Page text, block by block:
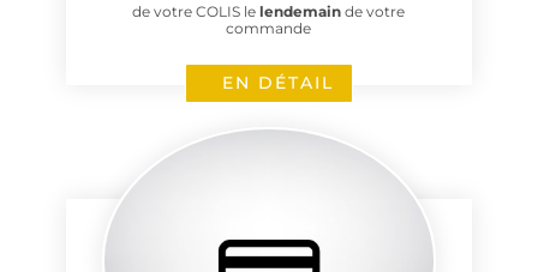
de votre COLIS lelendemainde votre
commande
EN DÉTAIL